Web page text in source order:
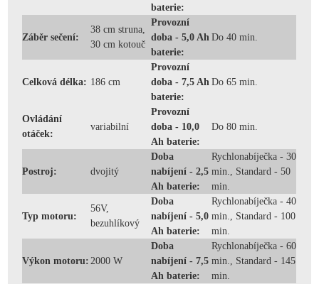
baterie:
Záběr sečení:
38 cm struna,
30 cm kotouč
Provozní
doba - 5,0 Ah
baterie:
Do 40 min.
Celková délka: 186 cm
Provozní
doba - 7,5 Ah
baterie:
Do 65 min.
Ovládání
otáček:
variabilní
Provozní
doba - 10,0
Ah baterie:
Do 80 min.
Postroj: dvojitý
Doba
nabíjení - 2,5
Ah baterie:
Rychlonabíječka - 30
min., Standard - 50
min.
Typ motoru:
56V,
bezuhlíkový
Doba
nabíjení - 5,0
Ah baterie:
Rychlonabíječka - 40
min., Standard - 100
min.
Výkon motoru: 2000 W
Doba
nabíjení - 7,5
Ah baterie:
Rychlonabíječka - 60
min., Standard - 145
min.